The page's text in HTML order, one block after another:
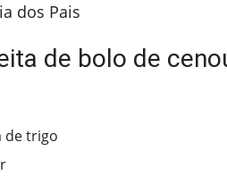
dos Pais
de bolo de
de trigo